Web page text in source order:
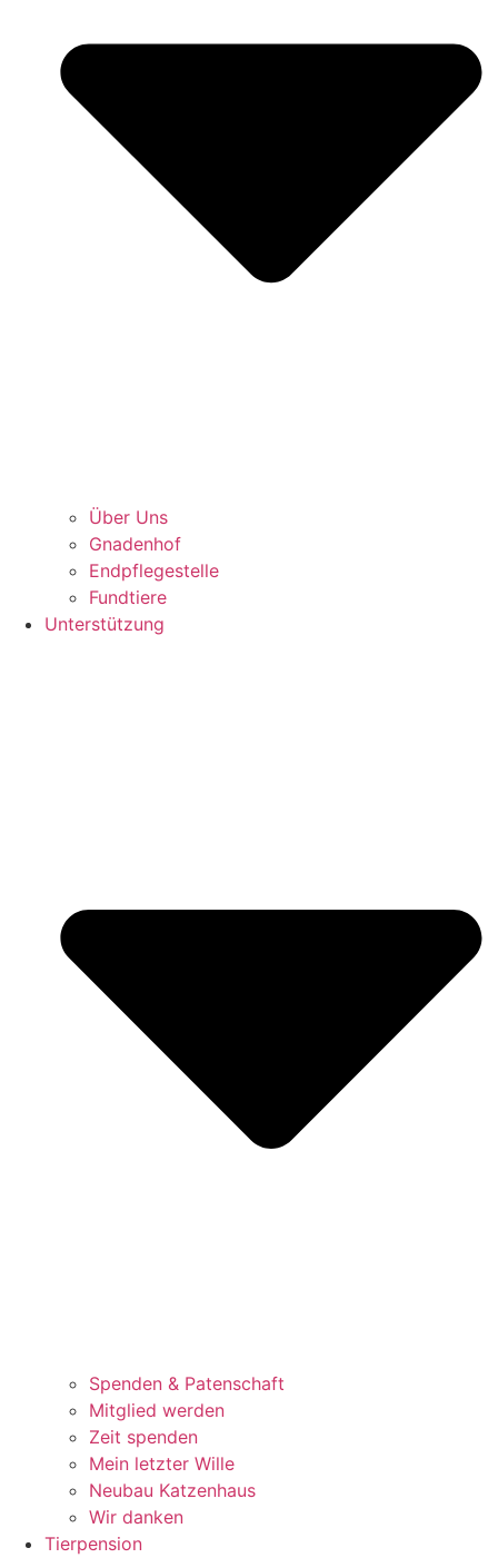
Über Uns
Gnadenhof
Endpflegestelle
Fundtiere
Unterstützung
Spenden & Patenschaft
Mitglied werden
Zeit spenden
Mein letzter Wille
Neubau Katzenhaus
Wir danken
Tierpension